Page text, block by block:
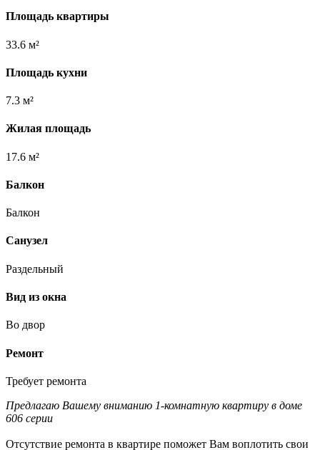
Площадь квартиры
33.6 м²
Площадь кухни
7.3 м²
Жилая площадь
17.6 м²
Балкон
Балкон
Санузел
Раздельный
Вид из окна
Во двор
Ремонт
Требует ремонта
Предлагаю Вашему вниманию 1-комнатную квартиру в доме
606 серии
Отсутствие ремонта в квартире поможет Вам воплотить свои